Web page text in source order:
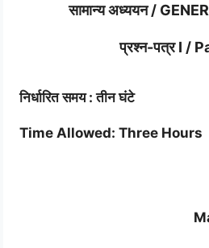
सामान्य अध्ययन /
प्रश्न-पत्र I /
निर्धारित समय : तीन घंटे
Time Allowed: Three Hours